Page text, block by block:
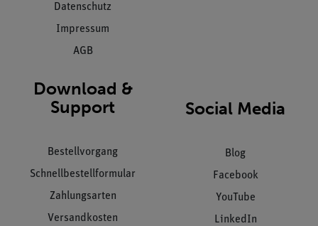
Datenschutz
Impressum
AGB
Download &
Support
Bestellvorgang
Schnellbestellformular
Zahlungsarten
Versandkosten
Social Media
Blog
Facebook
YouTube
LinkedIn